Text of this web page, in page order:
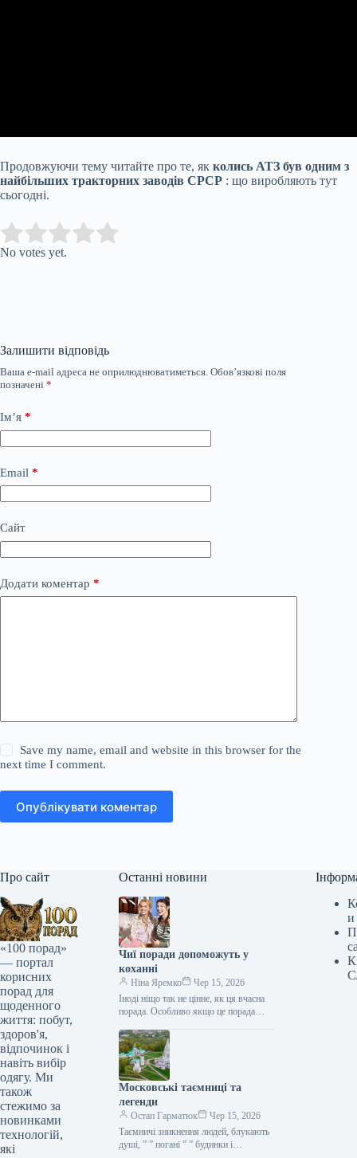
Продовжуючи тему читайте про те, як колись АТЗ був одним з
найбільших тракторних заводів СРСР : що виробляють тут
сьогодні.
Rate this item:
No votes yet.
Залишити відповідь
Ваша e-mail адреса не оприлюднюватиметься. Обов’язкові поля
позначені *
Ім’я *
Email *
Сайт
Додати коментар *
Save my name, email and website in this browser for the
next time I comment.
Опублікувати коментар
Про сайт
«100 порад»
— портал
корисних
порад для
щоденного
життя: побут,
здоров'я,
відпочинок і
навіть вибір
одягу. Ми
також
стежимо за
новинками
технологій,
які
Останні новини
Чиї поради допоможуть у
коханні
Ніна Яремко
Чер 15, 2026
Іноді ніщо так не цінне, як ця вчасна
порада. Особливо якщо це порада
косметолога, тренера, стиліста…
Московські таємниці та
легенди
Остап Гарматюк
Чер 15, 2026
Таємничі зникнення людей, блукають
душі, ” ” погані ” ” будинки і
и